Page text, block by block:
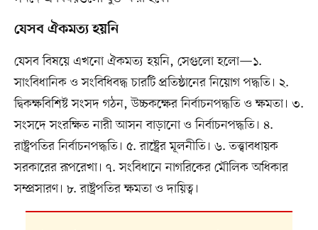
যেসব ঐকমত্য হয়নি
যেসব বিষয়ে এখনো ঐকমত্য হয়নি, সেগুলো হলো—১.
সাংবিধানিক ও সংবিধিবদ্ধ চারটি প্রতিষ্ঠানের নিয়োগ পদ্ধতি। ২.
দ্বিকক্ষবিশিষ্ট সংসদ গঠন, উচ্চকক্ষের নির্বাচনপদ্ধতি ও ক্ষমতা। ৩.
সংসদে সংরক্ষিত নারী আসন বাড়ানো ও নির্বাচনপদ্ধতি। ৪.
রাষ্ট্রপতির নির্বাচনপদ্ধতি। ৫. রাষ্ট্রের মূলনীতি। ৬. তত্ত্বাবধায়ক
সরকারের রূপরেখা। ৭. সংবিধানে নাগরিকের মৌলিক অধিকার
সম্প্রসারণ। ৮. রাষ্ট্রপতির ক্ষমতা ও দায়িত্ব।